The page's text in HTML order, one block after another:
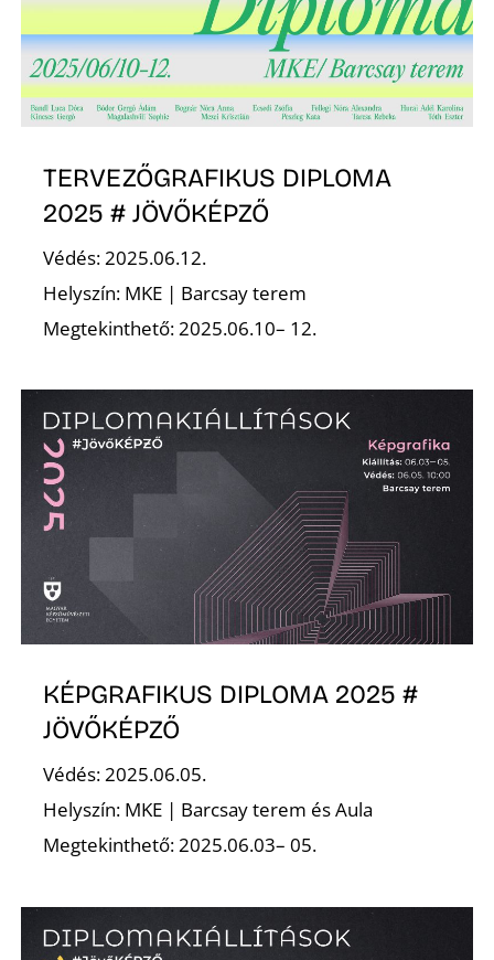
TERVEZŐGRAFIKUS DIPLOMA
2025 # JÖVŐKÉPZŐ
Védés: 2025.06.12.
Helyszín: MKE | Barcsay terem
Megtekinthető: 2025.06.10– 12.
KÉPGRAFIKUS DIPLOMA 2025 #
JÖVŐKÉPZŐ
Védés: 2025.06.05.
Helyszín: MKE | Barcsay terem és Aula
Megtekinthető: 2025.06.03– 05.